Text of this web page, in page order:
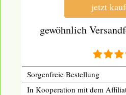
jetzt
gewöhnlich
Sorgenfreie Bestellung
In Kooperation mit dem